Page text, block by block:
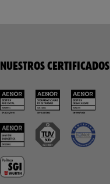
NUESTROS CERTIFICADOS